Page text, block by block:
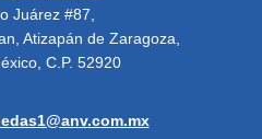
Juárez #87,
Atizapán de Zaragoza,
C.P. 52920